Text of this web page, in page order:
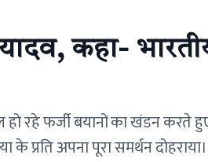
कहा-
हो रहे फर्जी बयानों का खंडन करते
प्रति अपना पूरा समर्थन दोहराया।